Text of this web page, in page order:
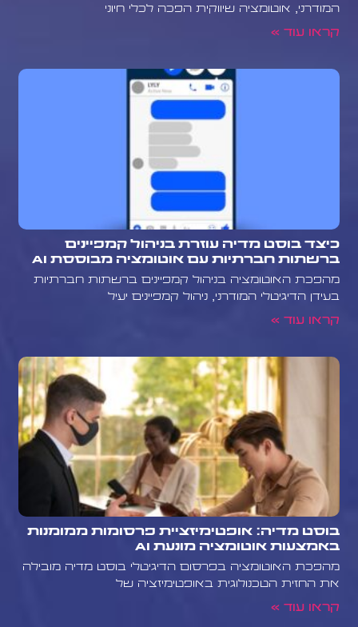
המודרני, אוטומציה שיווקית הפכה לכלי חיוני
קראו עוד »
כיצד בוסט מדיה עוזרת בניהול קמפיינים
ברשתות חברתיות עם אוטומציה מבוססת AI
מהפכת האוטומציה בניהול קמפיינים ברשתות חברתיות
בעידן הדיגיטלי המודרני, ניהול קמפיינים יעיל
קראו עוד »
בוסט מדיה: אופטימיזציית פרסומות ממומנות
באמצעות אוטומציה מונעת AI
מהפכת האוטומציה בפרסום הדיגיטלי בוסט מדיה מובילה
את החזית הטכנולוגית באופטימיזציה של
קראו עוד »